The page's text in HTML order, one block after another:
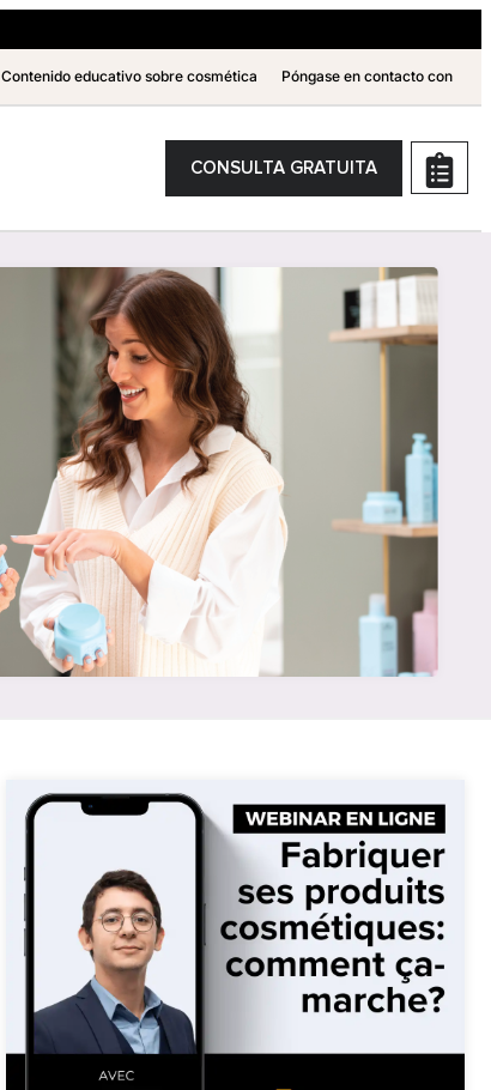
Contenido educativo sobre cosmética Póngase en contacto con
CONSULTA GRATUITA